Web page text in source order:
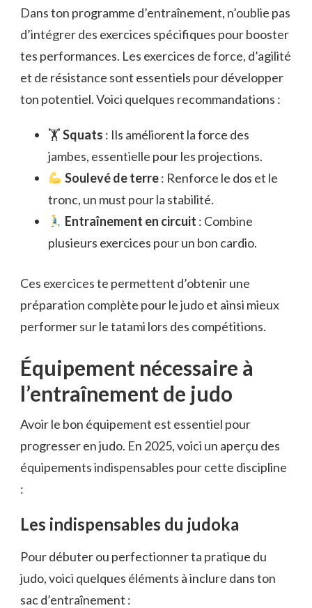
Dans ton programme d’entraînement, n’oublie pas
d’intégrer des exercices spécifiques pour booster
tes performances. Les exercices de force, d’agilité
et de résistance sont essentiels pour développer
ton potentiel. Voici quelques recommandations :
🏋️Squats : Ils améliorent la force des
jambes, essentielle pour les projections.
Soulevé de terre: Renforce le dos et le
tronc, un must pour la stabilité.
Entraînement en circuit : Combine
plusieurs exercices pour un bon cardio.
Ces exercices te permettent d’obtenir une
préparation complète pour le judo et ainsi mieux
performer sur le tatami lors des compétitions.
Équipement nécessaire à
l’entraînement de judo
Avoir le bon équipement est essentiel pour
progresser en judo. En 2025, voici un aperçu des
équipements indispensables pour cette discipline
:
Les indispensables du judoka
Pour débuter ou perfectionner ta pratique du
judo, voici quelques éléments à inclure dans ton
sac d’entraînement :